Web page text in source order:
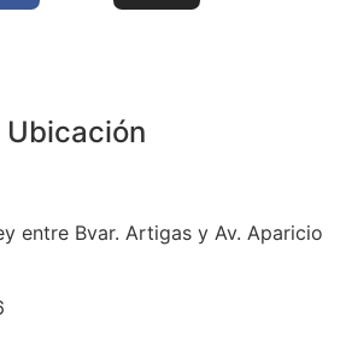
Ubicación
entre Bvar. Artigas y Av. Aparicio